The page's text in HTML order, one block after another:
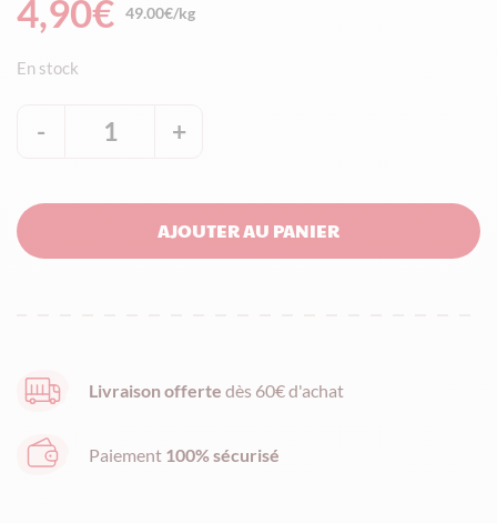
4,90€ 49.00€/kg
En stock
-
Nougat
de
Barre
1 +
AJOUTER AU PANIER
Livraison offerte dès 60€ d'achat
Paiement 100% sécurisé